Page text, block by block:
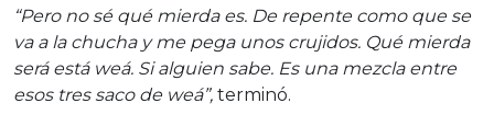
“Pero no sé qué mierda es. De repente como que se
va a la chucha y me pega unos crujidos. Qué mierda
será está weá. Si alguien sabe. Es una mezcla entre
esos tres saco de weá”, terminó.